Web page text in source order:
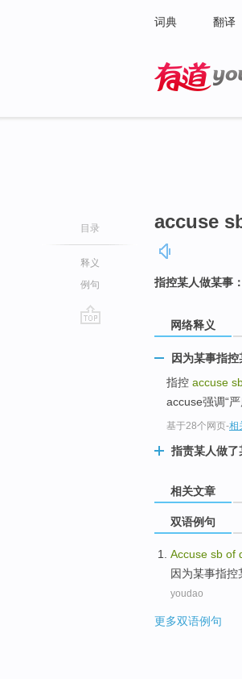
词典 翻译
目录
释义
例句
accuse
指控某人做某事
网络释义
因为某事指控
指控 accuse
accuse强调“严
基于28个网页-相
指责某人做了
相关文章
双语例句
Accuse sb of
因为某事指控
youdao
更多双语例句